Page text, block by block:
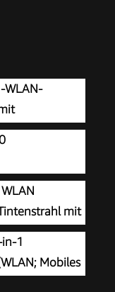
WLAN-
&
Print Plan
| WLAN | A4
cm LCD-
mit
1
Mobiles